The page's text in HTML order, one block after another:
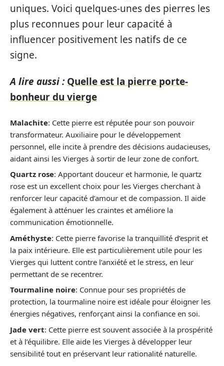
uniques. Voici quelques-unes des pierres les
plus reconnues pour leur capacité à
influencer positivement les natifs de ce
signe.
A lire aussi : Quelle est la pierre porte-
bonheur du vierge
Malachite: Cette pierre est réputée pour son pouvoir
transformateur. Auxiliaire pour le développement
personnel, elle incite à prendre des décisions audacieuses,
aidant ainsi les Vierges à sortir de leur zone de confort.
Quartz rose: Apportant douceur et harmonie, le quartz
rose est un excellent choix pour les Vierges cherchant à
renforcer leur capacité d’amour et de compassion. Il aide
également à atténuer les craintes et améliore la
communication émotionnelle.
Améthyste: Cette pierre favorise la tranquillité d’esprit et
la paix intérieure. Elle est particulièrement utile pour les
Vierges qui luttent contre l’anxiété et le stress, en leur
permettant de se recentrer.
Tourmaline noire: Connue pour ses propriétés de
protection, la tourmaline noire est idéale pour éloigner les
énergies négatives, renforçant ainsi la confiance en soi.
Jade vert: Cette pierre est souvent associée à la prospérité
et à l’équilibre. Elle aide les Vierges à développer leur
sensibilité tout en préservant leur rationalité naturelle.